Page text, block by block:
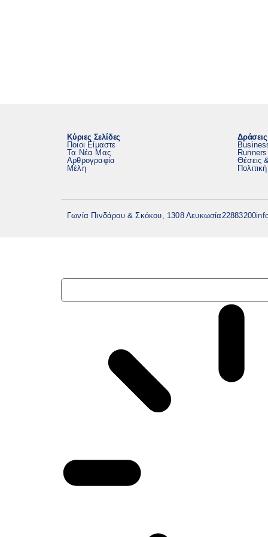
Κύριες Σελίδες
Ποιοι Είμαστε
Τα Νέα Μας
Αρθρογραφία
Μέλη
Δράσεις
Runners
Θέσεις
Γωνία Πινδάρου & Σκόκου, 1308 Λευκωσία22883200